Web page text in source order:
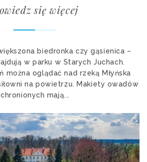
się więcej
biedronka czy gąsienica –
w parku w Starych Juchach.
można oglądać nad rzeką Młyńska
na powietrzu. Makiety owadów
chronionych mają...